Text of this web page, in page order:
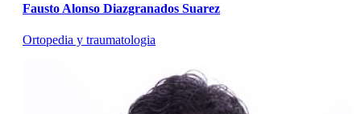
Fausto Alonso Diazgranados Suarez
Ortopedia y traumatologia